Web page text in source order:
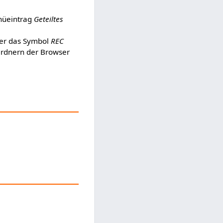
Geteiltes
das Symbol REC
der Browser